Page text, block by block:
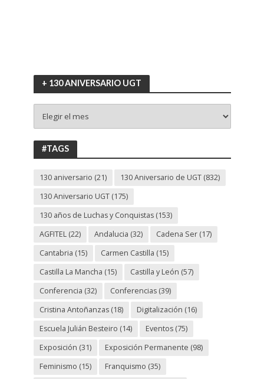
+ 130 ANIVERSARIO UGT
130
ANIVERSARIO
UGT
#TAGS
130 aniversario (21) 130 Aniversario de UGT(832)
130 Aniversario UGT(175)
130 años de Luchas y Conquistas(153)
AGFITEL(22) Andalucia (32) Cadena Ser(17)
Cantabria (15) Carmen Castilla (15)
Castilla La Mancha (15) Castilla y León (57)
Conferencia (32) Conferencias(39)
Cristina Antoñanzas(18) Digitalización (16)
Escuela Julián Besteiro (14) Eventos(75)
Exposición (31) Exposición Permanente (98)
Feminismo (15) Franquismo (35)